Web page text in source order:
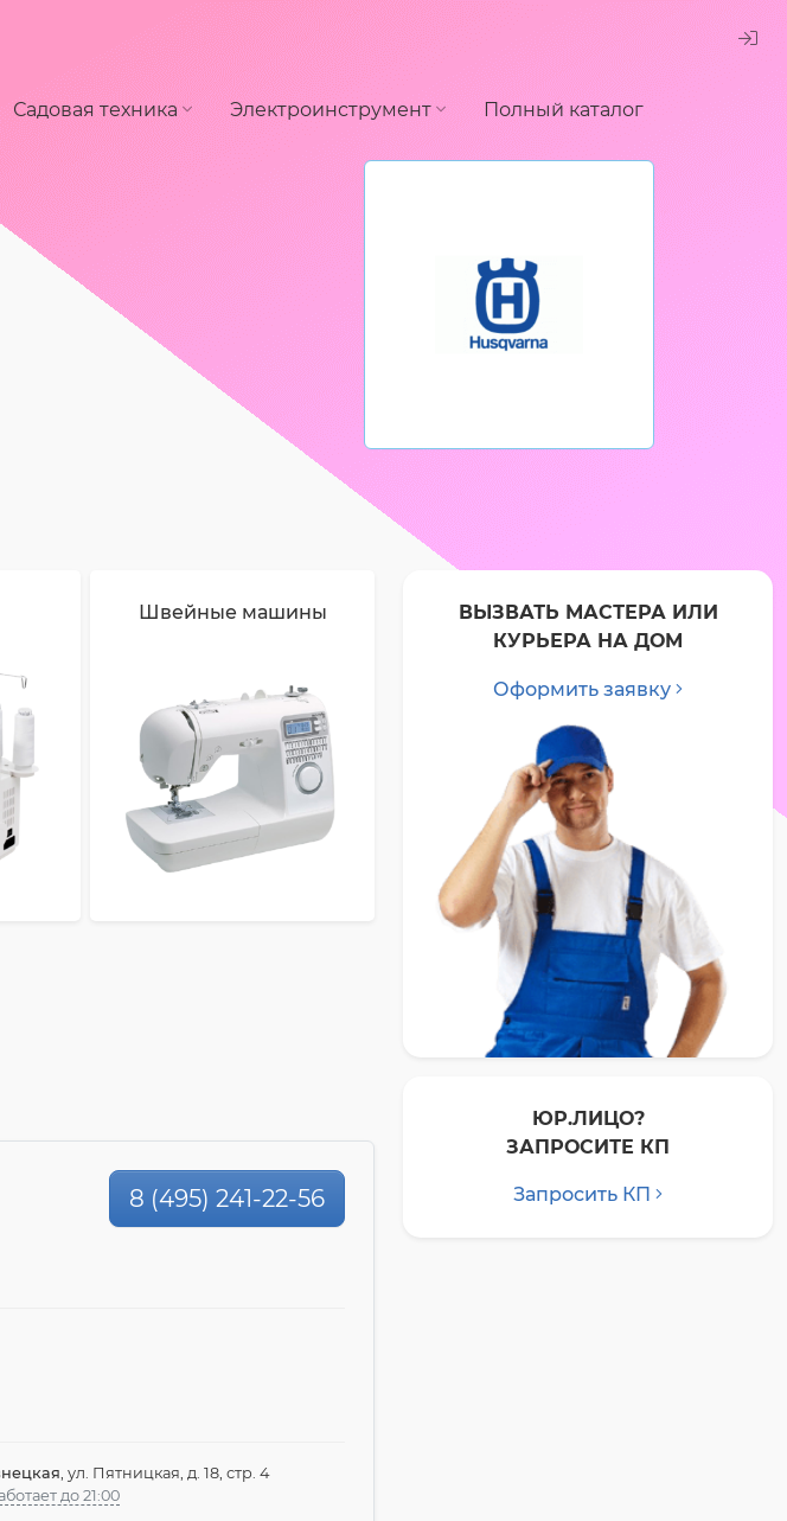
Садовая техника Электроинструмент Полный каталог
Швейные машины
8 (495) 241-22-56
, ул. Пятницкая, д. 18, стр. 4
до 21:00
ВЫЗВАТЬ МАСТЕРА ИЛИ
КУРЬЕРА НА ДОМ
Оформить заявку
ЮР.ЛИЦО?
ЗАПРОСИТЕ КП
Запросить КП